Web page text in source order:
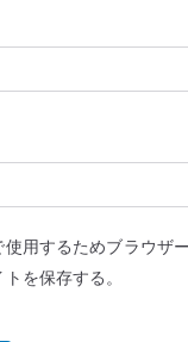
用するためブラウザ
を保存する。